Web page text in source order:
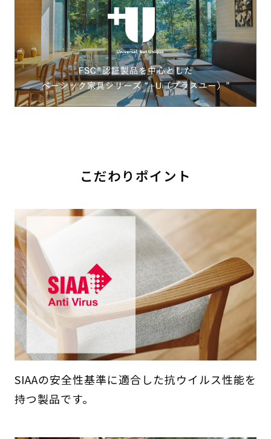
こだわりポイント
SIAAの安全性基準に適合した抗ウイルス性能を
持つ製品です。